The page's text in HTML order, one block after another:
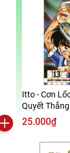
Itto - Cơn
Quyết
(Tái Bản
25.000₫